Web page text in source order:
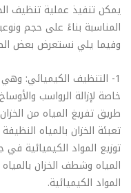
يمكن تنفيذ عملية تنظيف
المناسبة بناءً على حجم
وفيما يلي نستعرض بعض
1- التنظيف الكيميائي:
خاصة لإزالة الرواسب
طريق تفريغ المياه من
تعبئة الخزان بالمياه
توزيع المواد الكيميائية
المياه وشطف الخزان
المواد الكيميائية.